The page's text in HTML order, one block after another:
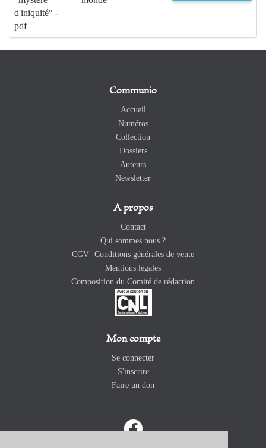
d'iniquité" -
pdf
Communio
Accueil
Numéros
Collection
Dossiers
Auteurs
Newsletter
A propos
Contact
Qui sommes nous ?
CGV -Conditions générales de vente
Mentions légales
Composition du Comité de rédaction
Mon compte
Se connecter
S'inscrire
Faire un don